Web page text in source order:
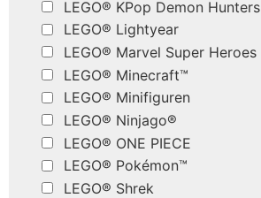
LEGO® KPop Demon Hunters
LEGO® Lightyear
LEGO® Marvel Super Heroes
LEGO® Minecraft™
LEGO® Minifiguren
LEGO® Ninjago®
LEGO® ONE PIECE
LEGO® Pokémon™
LEGO® Shrek